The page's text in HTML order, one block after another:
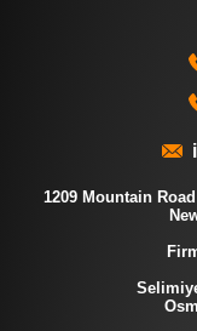
1209 Mountain